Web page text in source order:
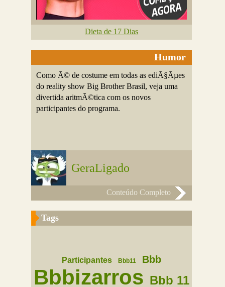
Dieta de 17 Dias
Humor
Como Ã© de costume em todas as ediÃ§Ãµes
do reality show Big Brother Brasil, veja uma
divertida aritmÃ©tica com os novos
participantes do programa.
GeraLigado
Conteúdo Completo
Tags
Participantes Bbb11 Bbb
Bbbizarros Bbb 11